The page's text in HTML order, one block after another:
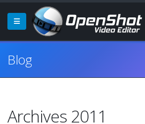
Blog
Archives 2011